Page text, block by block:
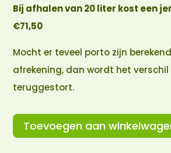
Bij afhalen van 20 liter kost een
€71,50
Mocht er teveel porto zijn
afrekening, dan wordt het
teruggestort.
Toevoegen aan